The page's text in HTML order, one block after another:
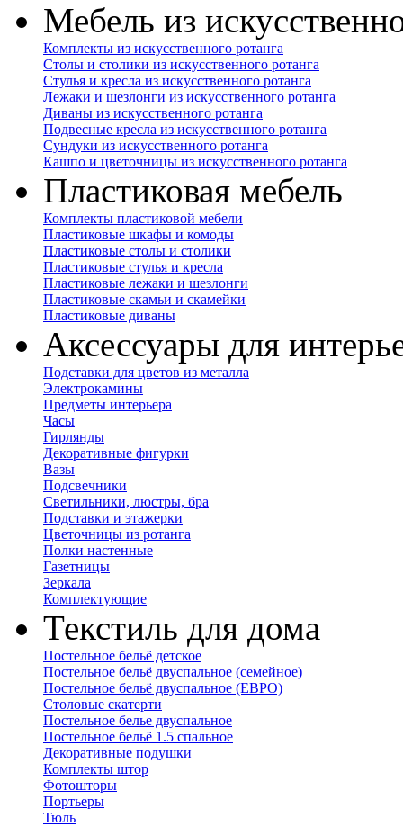
Мебель из
Комплекты из искусственного ротанга
Столы и столики из искусственного ротанга
Стулья и кресла из искусственного ротанга
Лежаки и шезлонги из искусственного ротанга
Диваны из искусственного ротанга
Подвесные кресла из искусственного ротанга
Сундуки из искусственного ротанга
Кашпо и цветочницы из искусственного ротанга
Пластиковая мебель
Комплекты пластиковой мебели
Пластиковые шкафы и комоды
Пластиковые столы и столики
Пластиковые стулья и кресла
Пластиковые лежаки и шезлонги
Пластиковые скамьи и скамейки
Пластиковые диваны
Аксессуары для
Подставки для цветов из металла
Электрокамины
Предметы интерьера
Часы
Гирлянды
Декоративные фигурки
Вазы
Подсвечники
Светильники, люстры, бра
Подставки и этажерки
Цветочницы из ротанга
Полки настенные
Газетницы
Зеркала
Комплектующие
Текстиль для дома
Постельное бельё детское
Постельное бельё двуспальное (семейное)
Постельное бельё двуспальное (ЕВРО)
Столовые скатерти
Постельное белье двуспальное
Постельное бельё 1.5 спальное
Декоративные подушки
Комплекты штор
Фотошторы
Портьеры
Тюль